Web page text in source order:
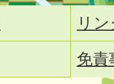
リ
免責